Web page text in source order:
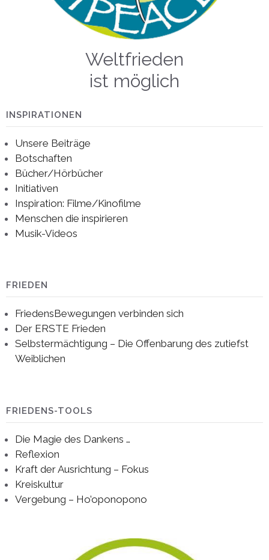
Weltfrieden
ist möglich
INSPIRATIONEN
Unsere Beiträge
Botschaften
Bücher/Hörbücher
Initiativen
Inspiration: Filme/Kinofilme
Menschen die inspirieren
Musik-Videos
FRIEDEN
FriedensBewegungen verbinden sich
Der ERSTE Frieden
Selbstermächtigung – Die Offenbarung des zutiefst
Weiblichen
FRIEDENS-TOOLS
Die Magie des Dankens …
Reflexion
Kraft der Ausrichtung – Fokus
Kreiskultur
Vergebung – Ho’oponopono